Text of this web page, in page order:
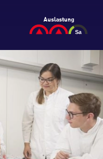
Auslastung